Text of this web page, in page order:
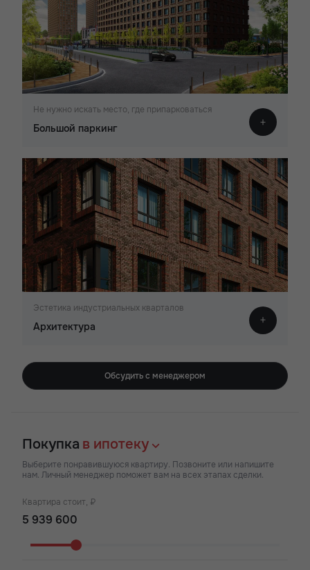
Не нужно искать место, где припарковаться
Большой паркинг
Эстетика индустриальных кварталов
Архитектура
Обсудить с менеджером
Покупка в ипотеку
Выберите понравившуюся квартиру. Позвоните или напишите
нам. Личный менеджер поможет вам на всех этапах сделки.
Квартира стоит, ₽